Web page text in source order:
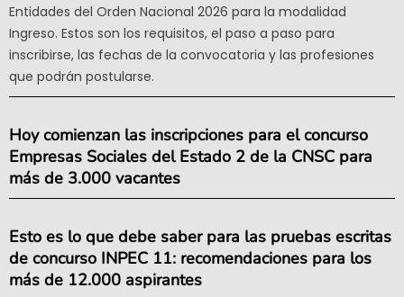
Entidades del Orden Nacional 2026 para la modalidad
Ingreso. Estos son los requisitos, el paso a paso para
inscribirse, las fechas de la convocatoria y las profesiones
que podrán postularse.
Hoy comienzan las inscripciones para el concurso
Empresas Sociales del Estado 2 de la CNSC para
más de 3.000 vacantes
Esto es lo que debe saber para las pruebas escritas
de concurso INPEC 11: recomendaciones para los
más de 12.000 aspirantes